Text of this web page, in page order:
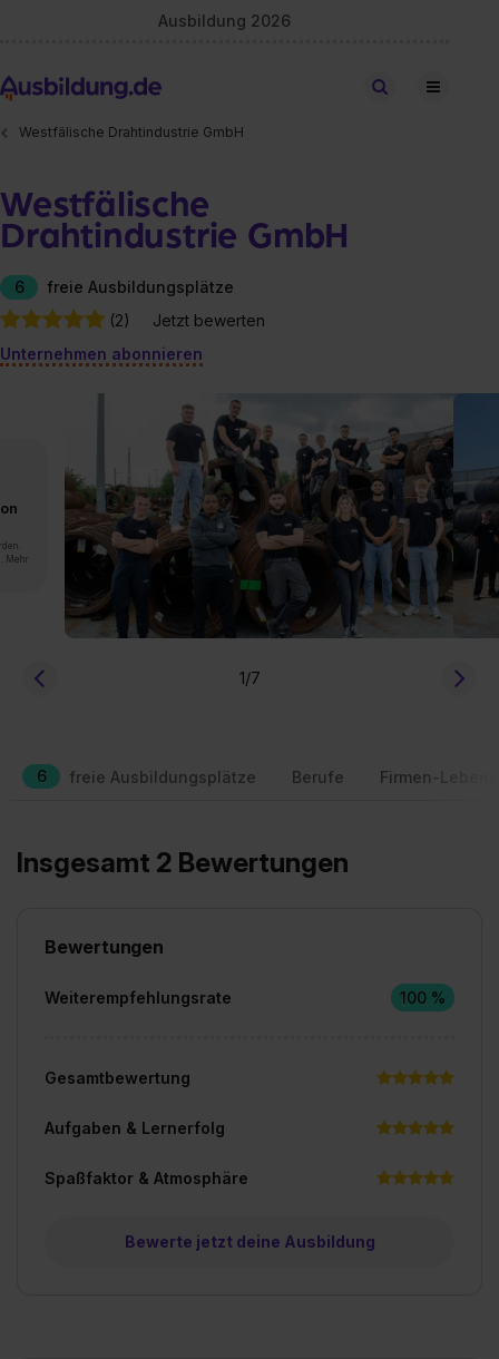
Ausbildung 2026
Stellen finden
Westfälische Drahtindustrie GmbH
Westfälische
Drahtindustrie GmbH
6
freie Ausbildungsplätze
(2)
Jetzt bewerten
Unternehmen abonnieren
Mehr
1/7
6 freie Ausbildungsplätze Berufe Firmen-
Insgesamt 2 Bewertungen
Bewertungen
Weiterempfehlungsrate 100 %
Gesamtbewertung
Aufgaben & Lernerfolg
Spaßfaktor & Atmosphäre
Bewerte jetzt deine Ausbildung